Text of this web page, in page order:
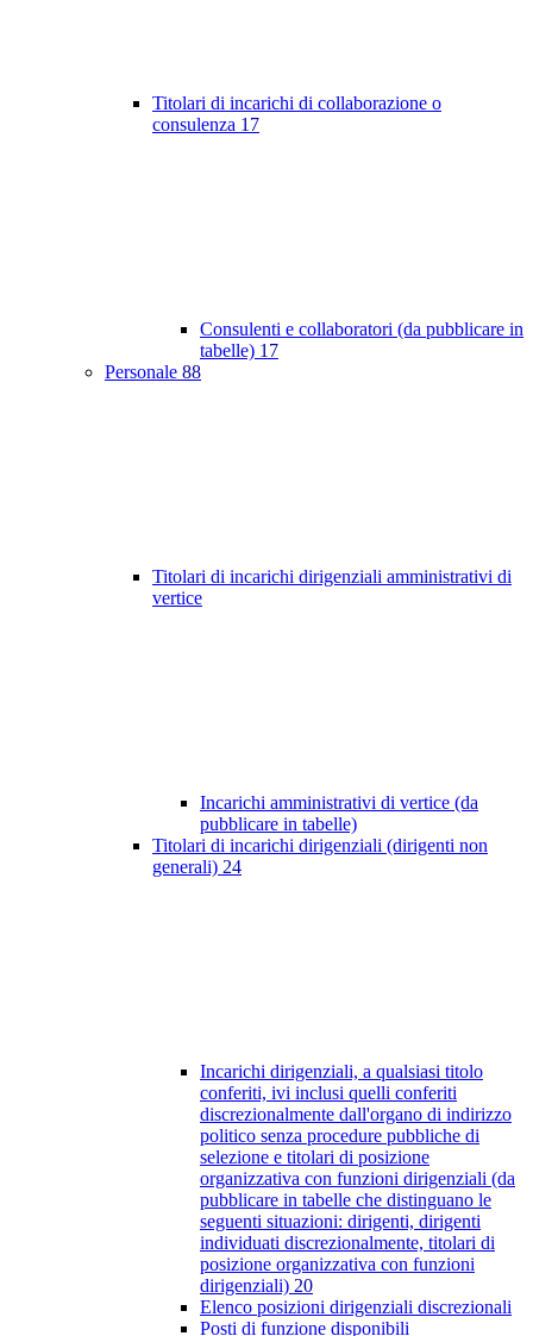
Titolari di incarichi di collaborazione o
consulenza 17
Consulenti e collaboratori (da pubblicare in
tabelle) 17
Personale 88
Titolari di incarichi dirigenziali amministrativi di
vertice
Incarichi amministrativi di vertice (da
pubblicare in tabelle)
Titolari di incarichi dirigenziali (dirigenti non
generali) 24
Incarichi dirigenziali, a qualsiasi titolo
conferiti, ivi inclusi quelli conferiti
discrezionalmente dall'organo di indirizzo
politico senza procedure pubbliche di
selezione e titolari di posizione
organizzativa con funzioni dirigenziali (da
pubblicare in tabelle che distinguano le
seguenti situazioni: dirigenti, dirigenti
individuati discrezionalmente, titolari di
posizione organizzativa con funzioni
dirigenziali) 20
Elenco posizioni dirigenziali discrezionali
Posti di funzione disponibili